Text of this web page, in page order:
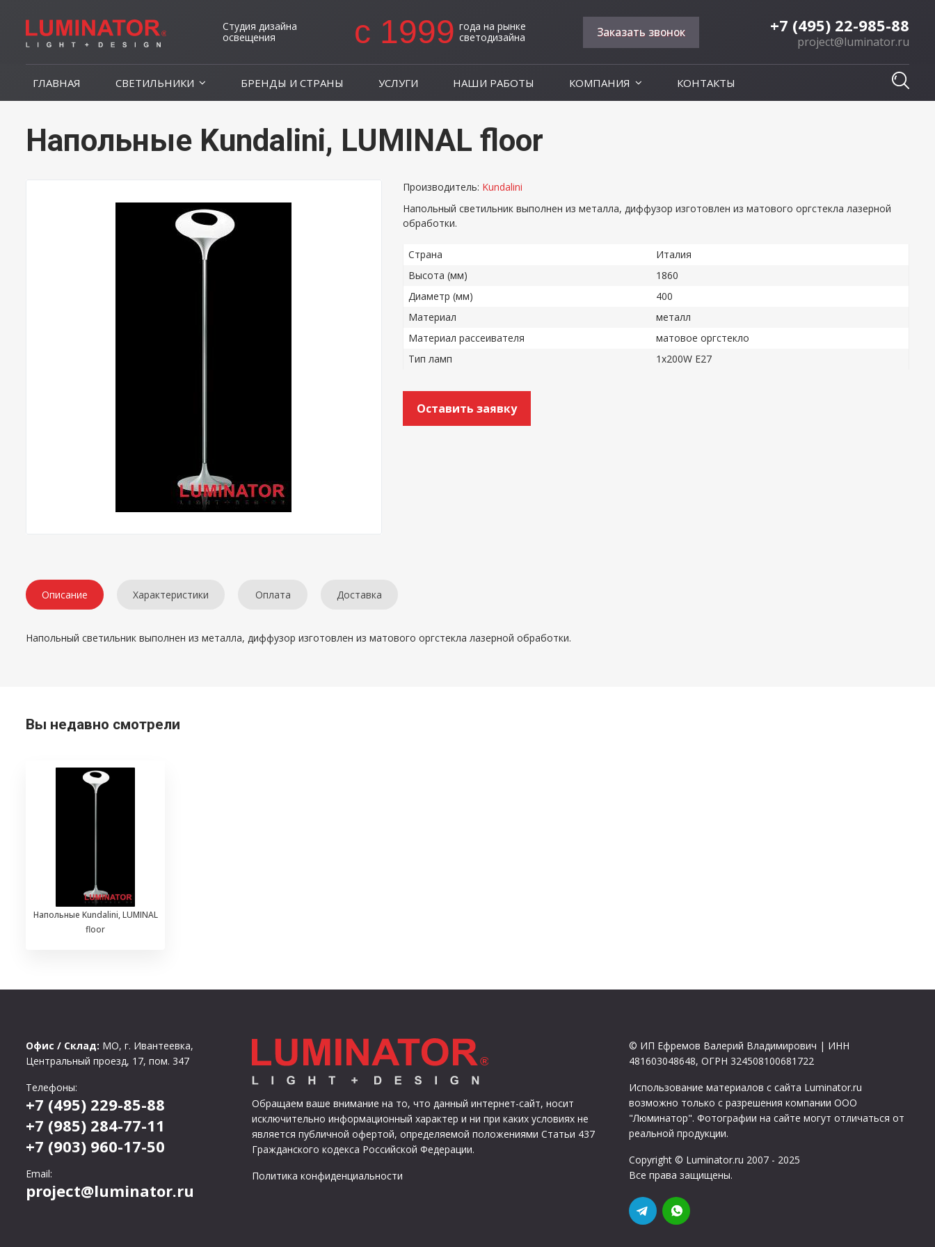
Студия дизайна
освещения
c 1999 года на рынке
светодизайна
Заказать звонок +7 (495) 22-985-88
project@luminator.ru
ГЛАВНАЯ СВЕТИЛЬНИКИ БРЕНДЫ И СТРАНЫ УСЛУГИ НАШИ РАБОТЫ КОМПАНИЯ КОНТАКТЫ
Напольные Kundalini, LUMINAL floor
Производитель: Kundalini
Напольный светильник выполнен из металла, диффузор изготовлен из матового оргстекла лазерной
обработки.
Страна
Италия
Высота (мм)
1860
Диаметр (мм)
400
Материал
металл
Материал рассеивателя
матовое оргстекло
Тип ламп
1x200W E27
Оставить заявку
Описание Характеристики Оплата Доставка
Напольный светильник выполнен из металла, диффузор изготовлен из матового оргстекла лазерной обработки.
Вы недавно смотрели
Напольные Kundalini, LUMINAL
floor
Офис / Склад: МО, г. Ивантеевка,
Центральный проезд, 17, пом. 347
Телефоны:
+7 (495) 229-85-88
+7 (985) 284-77-11
+7 (903) 960-17-50
Email:
project@luminator.ru
Обращаем ваше внимание на то, что данный интернет-сайт, носит
исключительно информационный характер и ни при каких условиях не
является публичной офертой, определяемой положениями Статьи 437
Гражданского кодекса Российской Федерации.
Политика конфиденциальности
© ИП Ефремов Валерий Владимирович | ИНН
481603048648, ОГРН 324508100681722
Использование материалов с сайта Luminator.ru
возможно только с разрешения компании ООО
"Люминатор". Фотографии на сайте могут отличаться от
реальной продукции.
Copyright © Luminator.ru 2007 - 2025
Все права защищены.